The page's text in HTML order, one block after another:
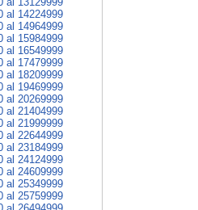
al 14224999
al 14964999
al 15984999
al 16549999
al 17479999
al 18209999
al 19469999
al 20269999
al 21404999
al 21999999
al 22644999
al 23184999
al 24124999
al 24609999
al 25349999
al 25759999